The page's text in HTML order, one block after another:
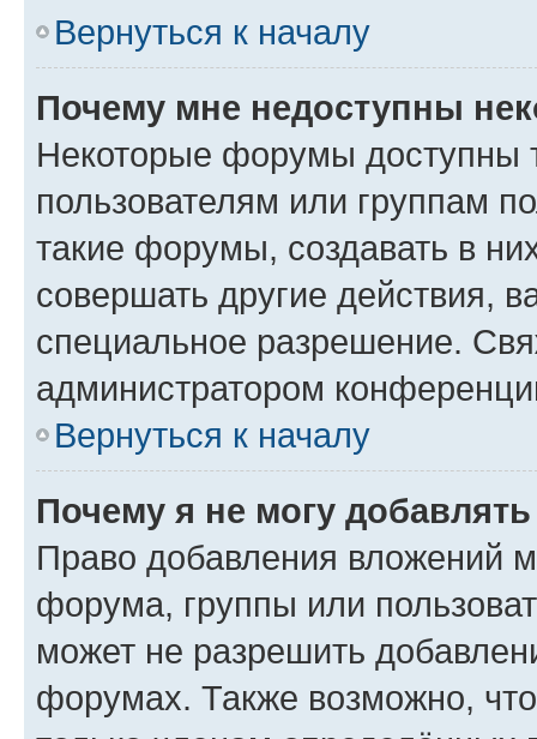
Вернуться к началу
Почему мне недоступны
Некоторые форумы доступны
пользователям или группам
такие форумы, создавать в
совершать другие действия,
специальное разрешение.
администратором
Вернуться к началу
Почему я не могу
Право добавления вложений
форума, группы или
может не разрешить
форумах. Также возможно,